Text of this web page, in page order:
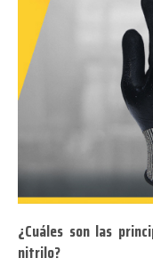
¿Cuáles son las
nitrilo?